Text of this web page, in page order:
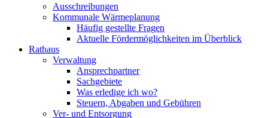
Ausschreibungen
Kommunale Wärmeplanung
Häufig gestellte Fragen
Aktuelle Fördermöglichkeiten im Überblick
Rathaus
Verwaltung
Ansprechpartner
Sachgebiete
Was erledige ich wo?
Steuern, Abgaben und Gebühren
Ver- und Entsorgung